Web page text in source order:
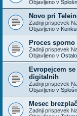
Objavljeno v
Novo pri
Zadnji prispevek
Objavljeno v
Proces sporno
Zadnji prispevek
Objavljeno v Ostalo
Evropejcem
digitalnih
Zadnji prispevek
Objavljeno v
Mesec
Zadnji prispevek